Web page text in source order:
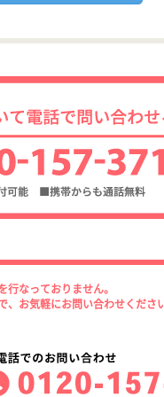
行なっておりません。
、お気軽にお問い合わせくださ